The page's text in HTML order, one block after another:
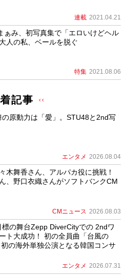
連載 2021.04.21
ぁみ、初写真集で「エロいけどヘル
人の私、ベールを脱ぐ
特集 2021.08.06
記事
原動力は「愛」。STU48と2nd写
エンタメ 2026.08.04
木舞香さん、アルパカ役に挑戦！
、野口衣織さんがソフトバンクCM
CMニュース 2026.08.03
の舞台Zepp DiverCityでの 2ndワ
ト大成功！ 初の全員曲「台風の
の海外単独公演となる韓国コンサ
エンタメ 2026.07.31